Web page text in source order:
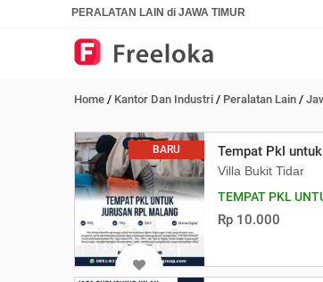
PERALATAN LAIN di JAWA TIMUR
Home / Kantor Dan Industri / Peralatan Lain /
BARU Tempat Pkl untuk
Villa Bukit Tidar
TEMPAT PKL
Rp 10.000